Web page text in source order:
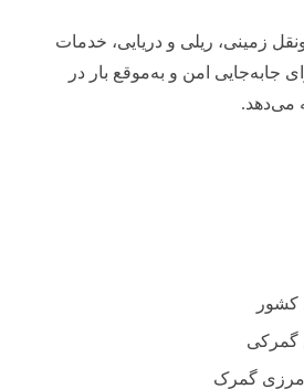
زمینی، ریلی و دریایی، خدمات
جابه‌جایی امن و به‌موقع بار در
می‌دهد.
کشور
گمرکی
گمرک